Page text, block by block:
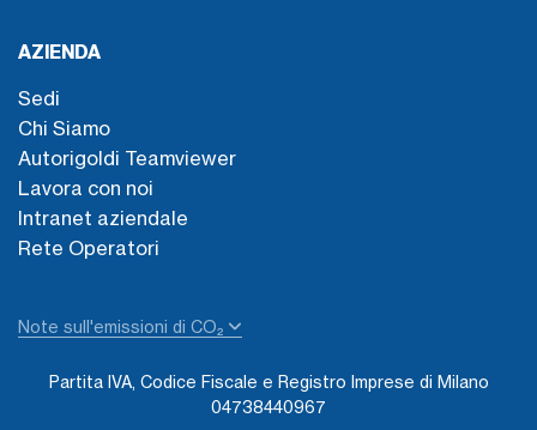
AZIENDA
Sedi
Chi Siamo
Autorigoldi Teamviewer
Lavora con noi
Intranet aziendale
Rete Operatori
Note sull'emissioni di CO₂
Partita IVA, Codice Fiscale e Registro Imprese di Milano
04738440967